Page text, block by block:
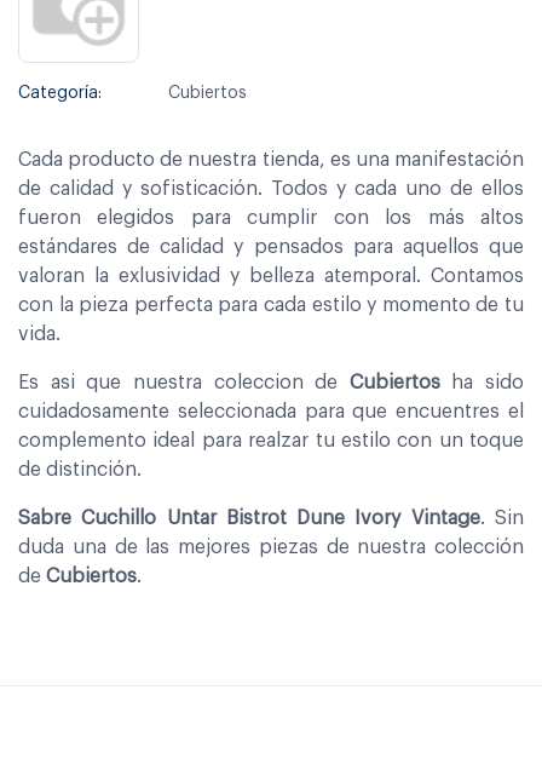
Categoría: Cubiertos
Cada producto de nuestra tienda, es una manifestación
de calidad y sofisticación. Todos y cada uno de ellos
fueron elegidos para cumplir con los más altos
estándares de calidad y pensados para aquellos que
valoran la exlusividad y belleza atemporal. Contamos
con la pieza perfecta para cada estilo y momento de tu
vida.
Es asi que nuestra coleccion de Cubiertosha sido
cuidadosamente seleccionada para que encuentres el
complemento ideal para realzar tu estilo con un toque
de distinción.
Sabre Cuchillo Untar Bistrot Dune Ivory Vintage. Sin
duda una de las mejores piezas de nuestra colección
de Cubiertos.